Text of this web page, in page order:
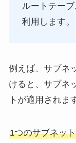
ルートテー
利用します。
例えば、サブネ
けると、サブネ
トが適用されま
1つのサブネッ